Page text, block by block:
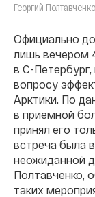
Георгий Полтавченко
Официально
лишь вечером
в С-
вопросу
Арктики. По
в приемной
принял его
встреча была
неожиданной
Полтавченко,
таких